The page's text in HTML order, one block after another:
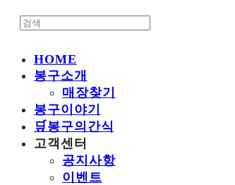
HOME
봉구소개
매장찾기
봉구이야기
🛒봉구의간식
고객센터
공지사항
이벤트